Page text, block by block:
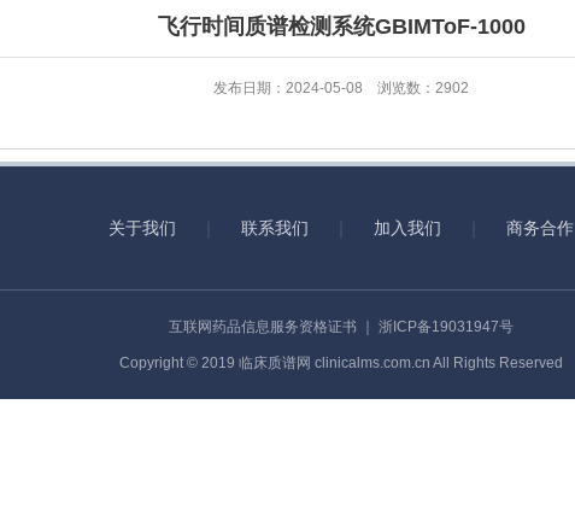
飞行时间质谱检测系统GBIMToF-1000
发布日期：2024-05-08 浏览数：2902
关于我们 联系我们 加入我们 商务合作
互联网药品信息服务资格证书 浙ICP备19031947号
Copyright © 2019 临床质谱网 clinicalms.com.cn All Rights Reserved